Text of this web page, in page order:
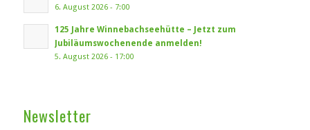
6. August 2026 - 7:00
125 Jahre Winnebachseehütte – Jetzt zum
Jubiläumswochenende anmelden!
5. August 2026 - 17:00
Newsletter